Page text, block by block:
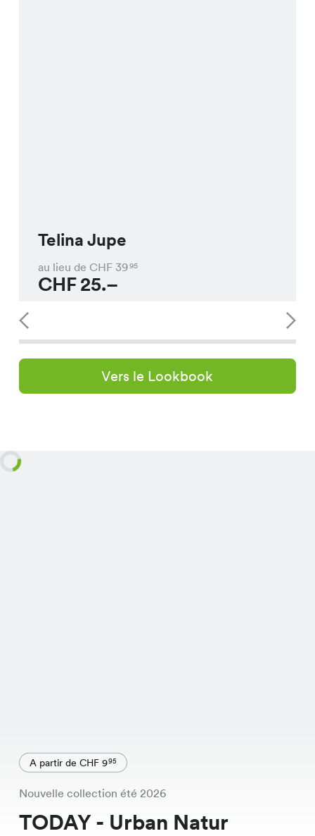
Telina Jupe
au lieu de CHF 3995
CHF25.–
Vers le Lookbook
A partir de CHF 995
Nouvelle collection été 2026
TODAY - Urban Natur